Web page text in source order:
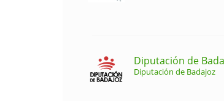
Diputación de
Diputación de Badajoz